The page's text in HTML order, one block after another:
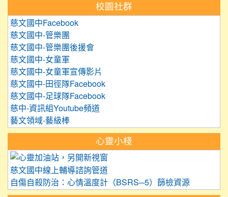
校園社群
慈文國中Facebook
慈文國中-管樂團
慈文國中-管樂團後援會
慈文國中-女童軍
慈文國中-女童軍宣傳影片
慈文國中-田徑隊Facebook
慈文國中-足球隊Facebook
慈中-資訊組Youtube頻道
藝文領域-藝級棒
心靈小棧
慈文國中線上輔導諮詢管道
自傷自殺防治：心情溫度計（BSRS─5）篩檢資源